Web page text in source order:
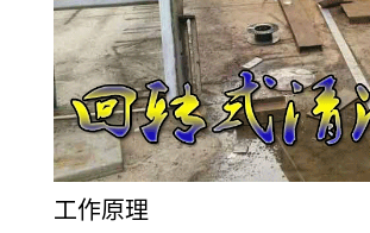
工作原理